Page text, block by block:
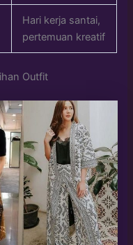
Hari kerja santai,
pertemuan kreatif
Outfit